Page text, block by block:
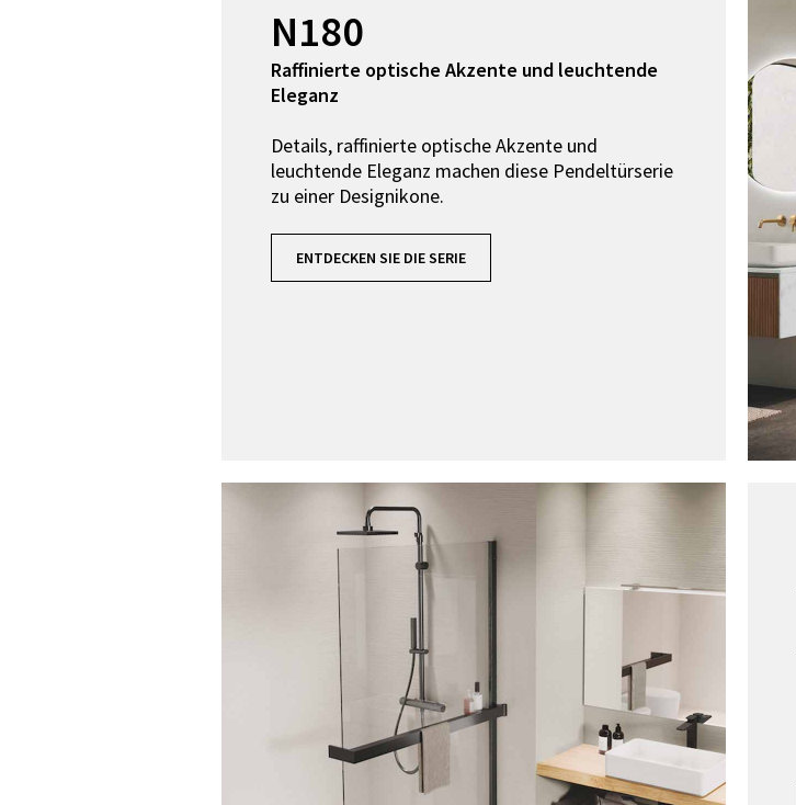
N180
Raffinierte optische Akzente und leuchtende
Eleganz
Details, raffinierte optische Akzente und
leuchtende Eleganz machen diese Pendeltürserie
zu einer Designikone.
ENTDECKEN SIE DIE SERIE